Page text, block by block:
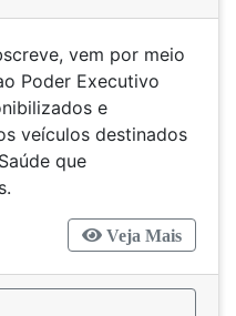
vem por meio
Poder Executivo
e
veículos destinados
que
Veja Mais